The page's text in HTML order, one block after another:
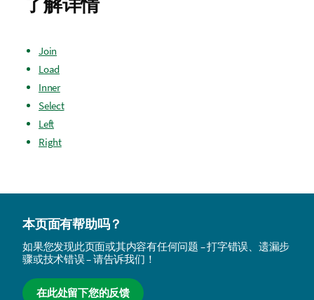
Join
Load
Inner
Select
Left
Right
本页面有帮助吗？
如果您发现此页面或其内容有任何问题 – 打字错误、遗漏步
骤或技术错误 – 请告诉我们！
在此处留下您的反馈